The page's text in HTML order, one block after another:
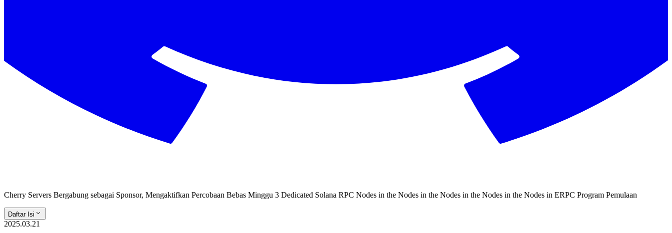
Cherry Servers Bergabung sebagai Sponsor, Mengaktifkan Percobaan Bebas Minggu 3 Dedicated Solana RPC Nodes in the Nodes in the Nodes in the Nodes in the Nodes in ERPC Program Pemulaan
Daftar Isi
2025.03.21